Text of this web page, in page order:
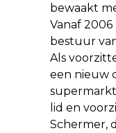
bewaakt
Vanaf
bestuur
Als
een nieuw
supermarkt
lid en
Schermer,